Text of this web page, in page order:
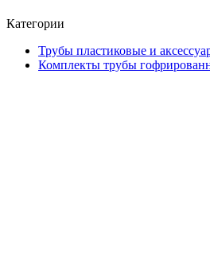
Категории
Трубы пластиковые и
Комплекты трубы